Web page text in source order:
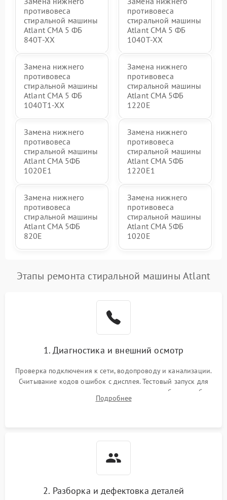
противовеса
стиральной машины
Atlant СМА 5 ФБ
840Т-ХХ
противовеса
стиральной машины
Atlant СМА 5 ФБ
1040Т-ХХ
Замена нижнего
противовеса
стиральной машины
Atlant СМА 5 ФБ
1040Т1-ХХ
Замена нижнего
противовеса
стиральной машины
Atlant СМА 5ФБ
1220Е
Замена нижнего
противовеса
стиральной машины
Atlant СМА 5ФБ
1020Е1
Замена нижнего
противовеса
стиральной машины
Atlant СМА 5ФБ
1220Е1
Замена нижнего
противовеса
стиральной машины
Atlant СМА 5ФБ
820Е
Замена нижнего
противовеса
стиральной машины
Atlant СМА 5ФБ
1020Е
Этапы ремонта стиральной машины Atlant
1. Диагностика и внешний осмотр
Проверка подключения к сети, водопроводу и канализации.
Считывание кодов ошибок с дисплея. Тестовый запуск для
выявления посторонних шумов, протечек или сбоев в работе
электронного модуля управления.
Подробнее
2. Разборка и дефектовка деталей